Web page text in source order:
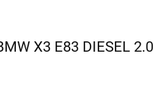
X3 E83 DIESEL 2.0